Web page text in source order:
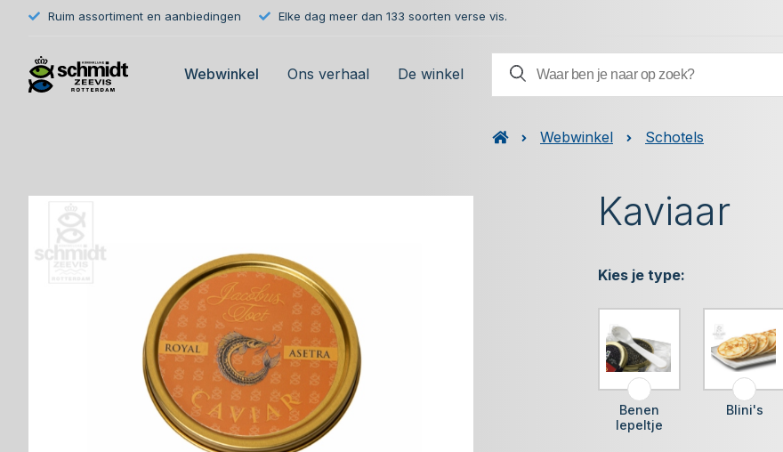
Ruim assortiment en aanbiedingen Elke dag meer dan 133 soorten verse vis.
Webwinkel Ons verhaal De winkel
Webwinkel Schotels
Kaviaar
Kies je type:
Benen
lepeltje
Blini's